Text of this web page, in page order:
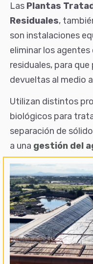
Las Plantas
Residuales,
son instalaciones
eliminar los
residuales, para
devueltas al medio
Utilizan distintos
biológicos para
separación de
a una gestión del